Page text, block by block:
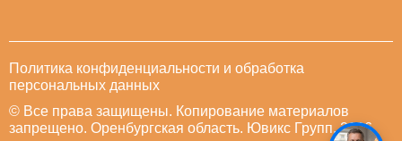
Политика конфиденциальности и обработка
персональных данных
© Все права защищены. Копирование материалов
запрещено. Оренбургская область. Ювикс Групп, 2026.